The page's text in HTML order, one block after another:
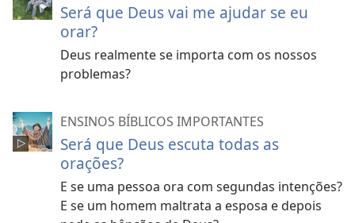
Será que Deus vai me ajudar se eu
orar?
Deus realmente se importa com os nossos
problemas?
ENSINOS BÍBLICOS IMPORTANTES
Será que Deus escuta todas as
orações?
E se uma pessoa ora com segundas intenções?
E se um homem maltrata a esposa e depois